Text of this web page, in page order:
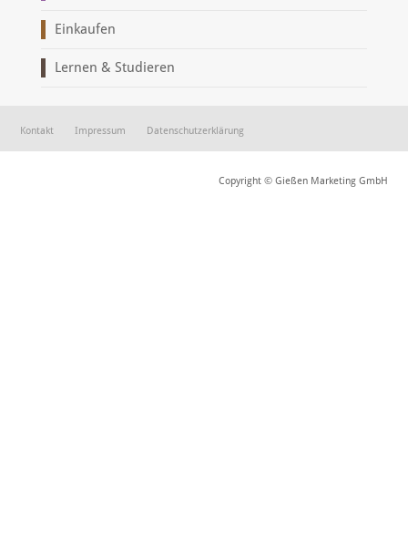
Einkaufen
Lernen & Studieren
Kontakt Impressum Datenschutzerklärung
Copyright © Gießen Marketing GmbH